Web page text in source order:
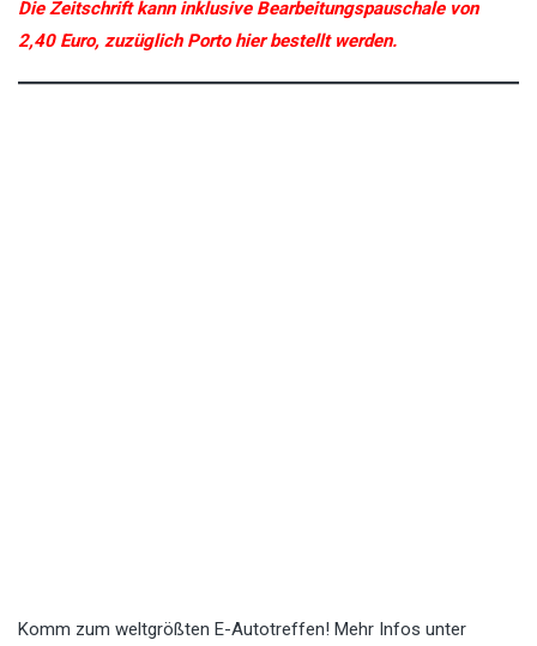
Die Zeitschrift kann inklusive Bearbeitungspauschale von
2,40 Euro, zuzüglich Porto hier bestellt werden.
Komm zum weltgrößten E-Autotreffen! Mehr Infos unter